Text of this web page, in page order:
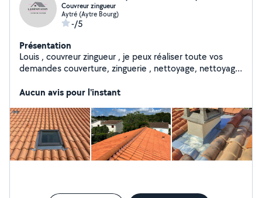
Couvreur zingueur
Aytré (Aytre Bourg)
-/5
Présentation
Louis , couvreur zingueur , je peux réaliser toute vos
demandes couverture, zinguerie , nettoyage, nettoyage
de toit , et de toute votre étanchéité mitoyenne.
Aucun avis pour l'instant